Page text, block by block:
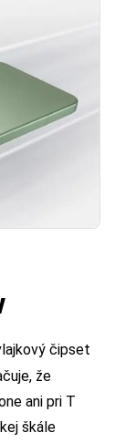
čipset
že
ani pri T
škále